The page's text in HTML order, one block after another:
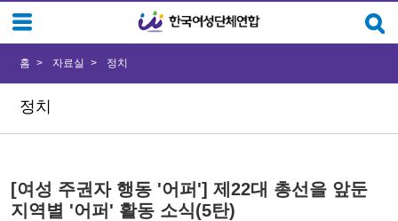
정치
홈 자료실 정치
[여성 주권자 행동 '어퍼'] 제22대 총선을 앞둔
지역별 '어퍼' 활동 소식(5탄)